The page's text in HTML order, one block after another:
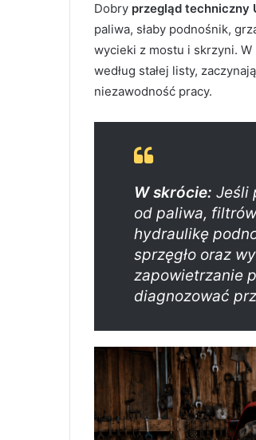
Dobry przegląd techniczny
paliwa, słaby podnośnik,
wycieki z mostu i skrzyni. W
według stałej listy,
niezawodność pracy.
W skrócie: Jeśli
od paliwa,
hydraulikę
sprzęgło oraz
zapowietrzanie
diagnozować